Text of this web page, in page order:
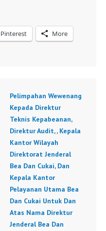
Pinterest More
Pelimpahan Wewenang
Kepada Direktur
Teknis Kepabeanan,
Direktur Audit, , Kepala
Kantor Wilayah
Direktorat Jenderal
Bea Dan Cukai, Dan
Kepala Kantor
Pelayanan Utama Bea
Dan Cukai Untuk Dan
Atas Nama Direktur
Jenderal Bea Dan